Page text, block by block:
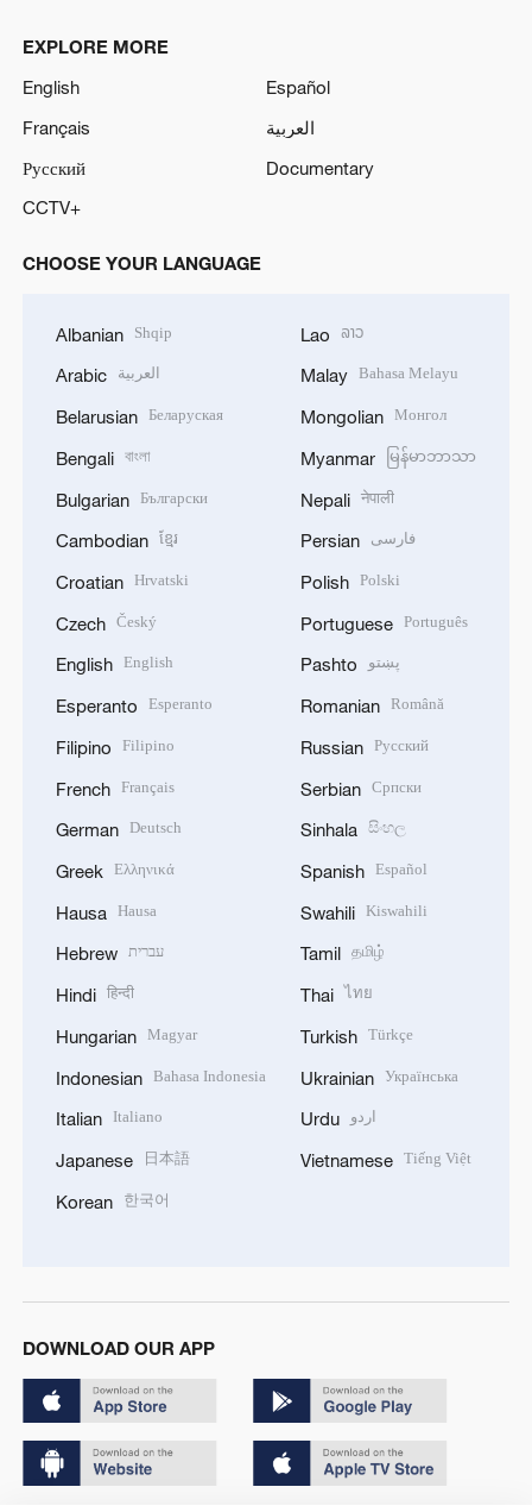
EXPLORE MORE
English
Español
Français
العربية
Русский
Documentary
CCTV+
CHOOSE YOUR LANGUAGE
Albanian Shqip
Arabic العربية
Belarusian Беларуская
Bengali বাংলা
Bulgarian Български
Cambodian ខ្មែរ
Croatian Hrvatski
Czech Český
English English
Esperanto Esperanto
Filipino Filipino
French Français
German Deutsch
Greek Ελληνικά
Hausa Hausa
Hebrew עברית
Hindi हिन्दी
Hungarian Magyar
Indonesian Bahasa Indonesia
Italian Italiano
Japanese 日本語
Korean 한국어
Lao ລາວ
Malay Bahasa Melayu
Mongolian Монгол
Myanmar မြန်မာဘာသာ
Nepali नेपाली
Persian فارسی
Polish Polski
Portuguese Português
Pashto پښتو
Romanian Română
Russian Русский
Serbian Српски
Sinhala සිංහල
Spanish Español
Swahili Kiswahili
Tamil தமிழ்
Thai ไทย
Turkish Türkçe
Ukrainian Українська
Urdu اردو
Vietnamese Tiếng Việt
DOWNLOAD OUR APP